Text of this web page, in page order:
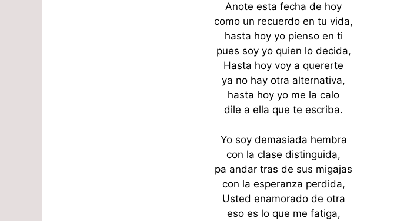
Anote esta fecha de hoy
como un recuerdo en tu vida,
hasta hoy yo pienso en ti
pues soy yo quien lo decida,
Hasta hoy voy a quererte
ya no hay otra alternativa,
hasta hoy yo me la calo
dile a ella que te escriba.
Yo soy demasiada hembra
con la clase distinguida,
pa andar tras de sus migajas
con la esperanza perdida,
Usted enamorado de otra
eso es lo que me fatiga,